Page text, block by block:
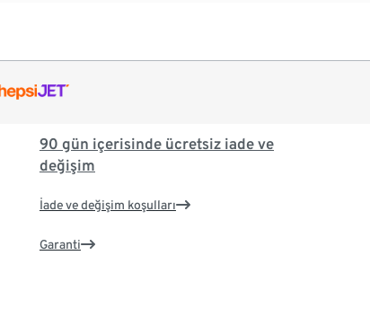
90 gün içerisinde ücretsiz iade ve
değişim
İade ve değişim koşulları
Garanti